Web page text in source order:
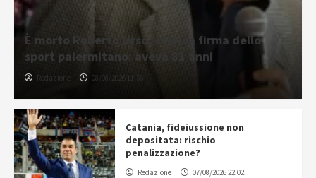
È morto Roberto Urso, storica firma dello
sport palermitano: aveva 81 anni
Redazione 08/08/2026 11:36
Catania, fideiussione non
depositata: rischio
penalizzazione?
Redazione 07/08/2026 22:02